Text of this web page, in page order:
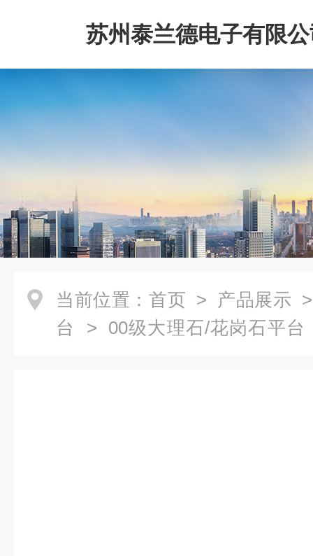
苏州泰兰德电子有限
当前位置： 首页 > 产品展示
台
> 00级大理石/花岗石平台